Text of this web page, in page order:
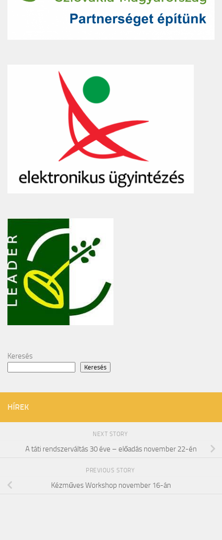
Keresés
Keresés
HÍREK
NEXT STORY
A táti rendszerváltás 30 éve – előadás november 22-én
PREVIOUS STORY
Kézműves Workshop november 16-án